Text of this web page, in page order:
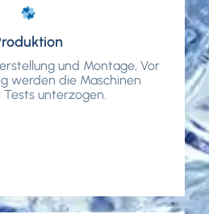
und Montage, Vor
werden die Maschinen
unterzogen.
und Montage, Vor
werden die Maschinen
unterzogen.